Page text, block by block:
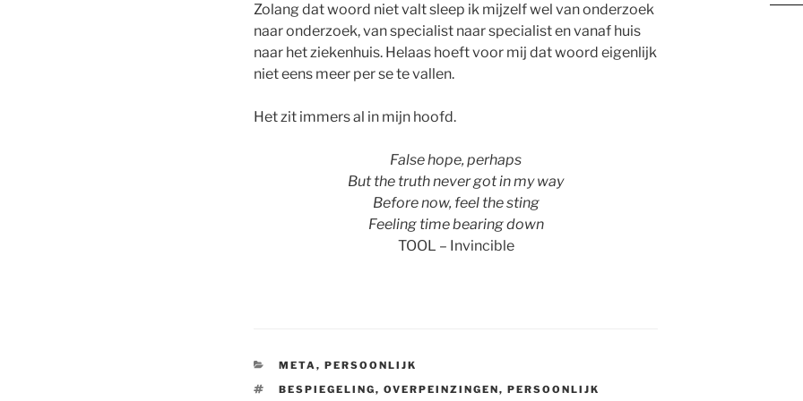
Zolang dat woord niet valt sleep ik mijzelf wel van onderzoek
naar onderzoek, van specialist naar specialist en vanaf huis
naar het ziekenhuis. Helaas hoeft voor mij dat woord eigenlijk
niet eens meer per se te vallen.
Het zit immers al in mijn hoofd.
False hope, perhaps
But the truth never got in my way
Before now, feel the sting
Feeling time bearing down
TOOL – Invincible
CATEGORIES
META, PERSOONLIJK
TAGS
BESPIEGELING, OVERPEINZINGEN, PERSOONLIJK